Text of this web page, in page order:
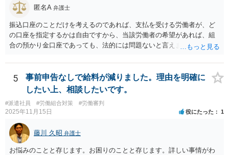
匿名A 弁護士
振込口座のことだけを考えるのであれば、支払を受ける労働者が、ど
の口座を指定するかは自由ですから、当該労働者の希望があれば、組
合の預かり金口座であっても、法的には問題ないと言えます。 ただ
ると、場合によっては非弁の問題が生じる可能性が考えられます。
5
事前申告なしで給料が減りました。理由を明確に
したい上、相談したいです。
#派遣社員 #労働組合対策 #労働審判
2025年11月15日 役にたった 1
藤川 久昭 弁護士
お悩みのことと存じます。お困りのことと存じます。詳しい事情がわ